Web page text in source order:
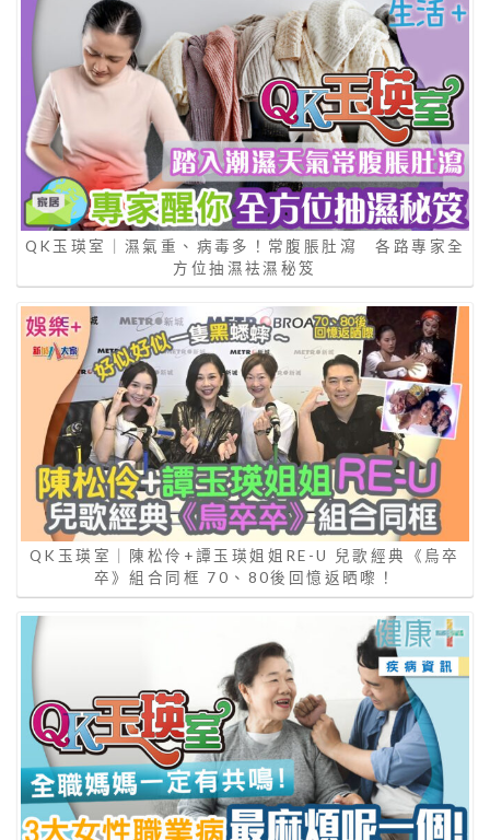
QK玉瑛室｜濕氣重、病毒多！常腹脹肚瀉 各路專家全
方位抽濕袪濕秘笈
QK玉瑛室｜陳松伶+譚玉瑛姐姐RE-U 兒歌經典《烏卒
卒》組合同框 70、80後回憶返晒嚟！